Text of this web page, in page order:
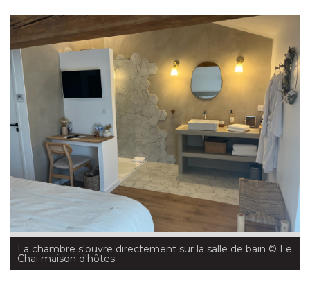
La chambre s'ouvre directement sur la salle de bain © Le
Chai maison d'hôtes